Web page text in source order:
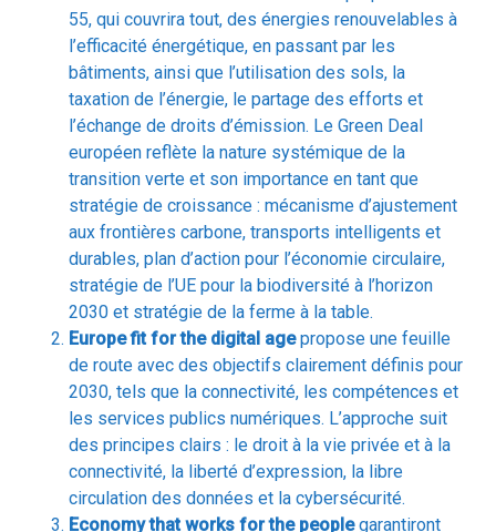
bâtiments, ainsi que l’utilisation des sols, la
taxation de l’énergie, le partage des efforts et
l’échange de droits d’émission. Le Green Deal
européen reflète la nature systémique de la
transition verte et son importance en tant que
stratégie de croissance : mécanisme d’ajustement
aux frontières carbone, transports intelligents et
durables, plan d’action pour l’économie circulaire,
stratégie de l’UE pour la biodiversité à l’horizon
2030 et stratégie de la ferme à la table.
Europe fit for the digital agepropose une feuille
de route avec des objectifs clairement définis pour
2030, tels que la connectivité, les compétences et
les services publics numériques. L’approche suit
des principes clairs : le droit à la vie privée et à la
connectivité, la liberté d’expression, la libre
circulation des données et la cybersécurité.
Economy that works for the peoplegarantiront
que la crise sanitaire et économique ne se
transforme pas en crise locale. Cela guidera